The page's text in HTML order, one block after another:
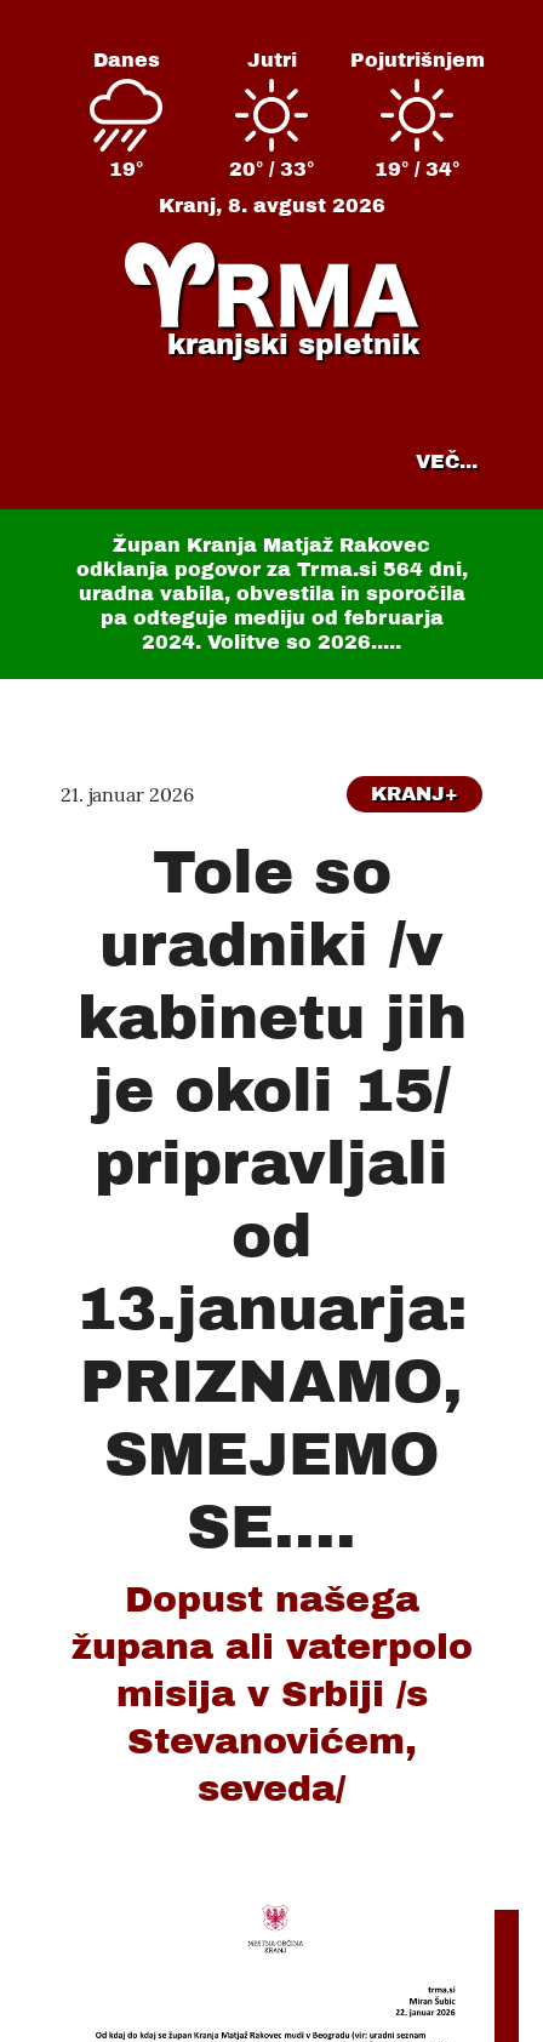
Danes
19°
Jutri
20° / 33°
Pojutrišnjem
19° / 34°
Kranj, 8. avgust 2026
kranjski spletnik
VEČ...
Župan Kranja Matjaž Rakovec
odklanja pogovor za Trma.si 564 dni,
uradna vabila, obvestila in sporočila
pa odteguje mediju od februarja
2024. Volitve so 2026.....
21. januar 2026 KRANJ+
Tole so
uradniki /v
kabinetu jih
je okoli 15/
pripravljali
od
13.januarja:
PRIZNAMO,
SMEJEMO
SE....
Dopust našega
župana ali vaterpolo
misija v Srbiji /s
Stevanovićem,
seveda/